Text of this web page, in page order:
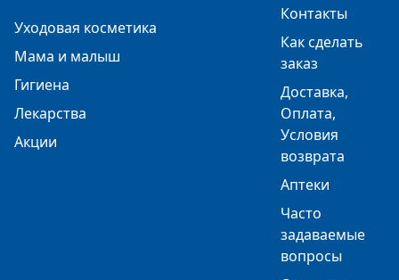
Уходовая косметика
Мама и малыш
Гигиена
Лекарства
Акции
Контакты
Как сделать
заказ
Доставка,
Оплата,
Условия
возврата
Аптеки
Часто
задаваемые
вопросы